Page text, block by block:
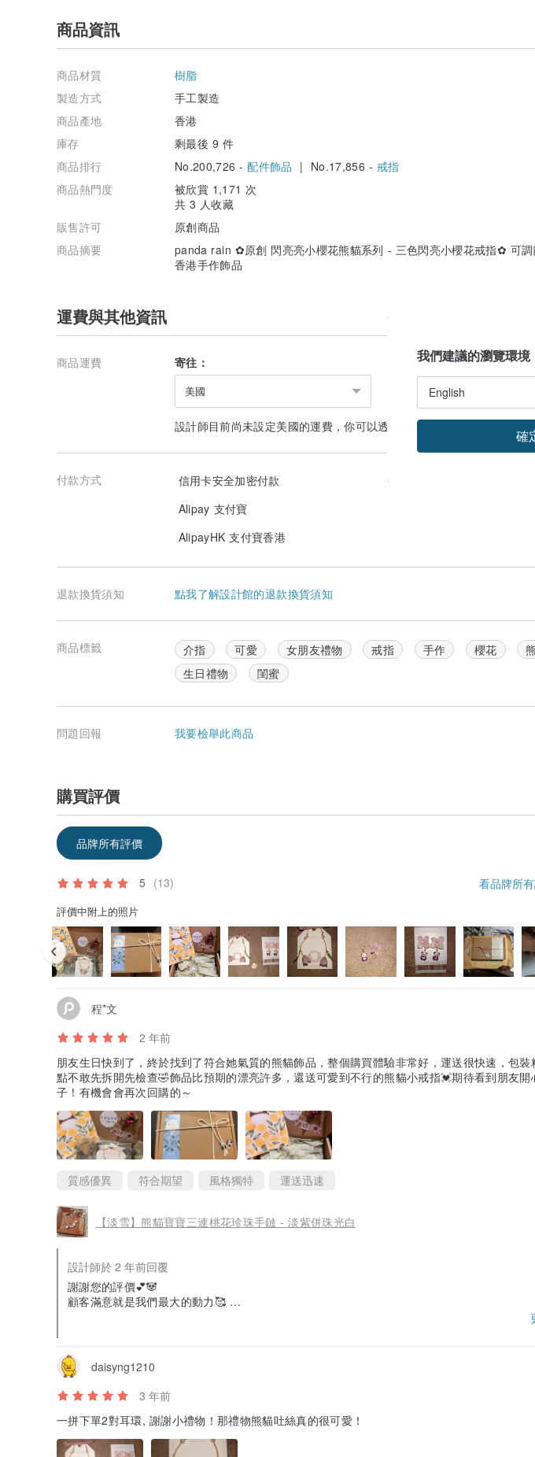
商品資訊
商品材質
樹脂
製造方式
手工製造
商品產地
香港
庫存
剩最後 9 件
商品排行
No.200,726 -配件飾品 | No.17,856 - 戒指
商品熱門度
被欣賞 1,171 次
共 3 人收藏
販售許可
原創商品
商品摘要
panda rain ✿原創 閃亮亮小櫻花熊貓系列 - 三色閃亮小櫻花戒指✿ 可調
香港手作飾品
運費與其他資訊
商品運費 寄往：
美國
設計師目前尚未設定美國的運費，你可以透過 聯絡設計師
付款方式
信用卡安全加密付款
Alipay 支付寶
AlipayHK 支付寶香港
退款換貨須知 點我了解設計館的退款換貨須知
商品標籤 介指 可愛 女朋友禮物 戒指 手作 櫻花
生日禮物
閨蜜
問題回報 我要檢舉此商品
購買評價
品牌所有評價
5 (13) 看品牌所
評價中附上的照片
程*文
2 年前
朋友生日快到了，終於找到了符合她氣質的熊貓飾品，整個購買體驗非常好，運送很快速，包裝
點不敢先拆開先檢查🤣飾品比預期的漂亮許多，還送可愛到不行的熊貓小戒指💓期待看到朋友開
子！有機會會再次回購的～
質感優異 符合期望 風格獨特 運送迅速
【淡雪】熊貓寶寶三連桃花珍珠手鏈 - 淡紫併珠光白
設計師於 2 年前回覆
謝謝您的評價💕🐼
顧客滿意就是我們最大的動力🥰
daisyng1210
3 年前
一拼下單2對耳環, 謝謝小禮物！那禮物熊貓吐絲真的很可愛！
我們建議的瀏覽環境
確